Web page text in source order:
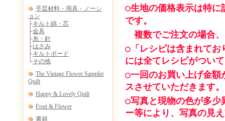
○生地の価格表示は特に
です。
複数でご注文の場合
○「レシピは含まれてお
には全てレシピがつい
○一回のお買い上げ金
スさせていただきます。
○写真と現物の色が多少
ー等により、写真の見